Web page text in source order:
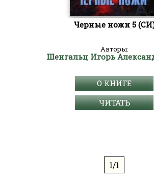
Черные ножи 5
Авторы:
Шенгальц Игорь
О КНИГЕ
ЧИТАТЬ
1/1